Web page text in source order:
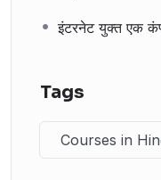
इंटरनेट युक्त एक
Tags
Courses in